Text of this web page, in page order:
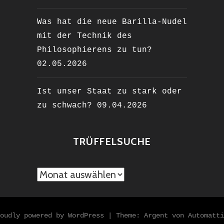
Was hat die neue Barilla-Nudel
mit der Technik des
Philosophierens zu tun?
02.05.2026
Ist unser Staat zu stark oder
zu schwach?
09.04.2026
TRÜFFELSUCHE
TRÜFFELSUCHE
powered by WordPress Theme: Argent von